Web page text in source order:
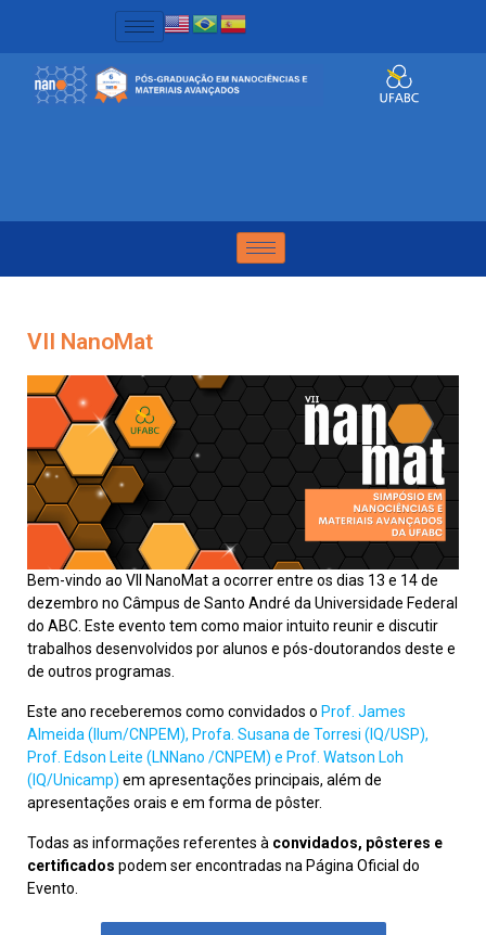
VII NanoMat
Bem-vindo ao VII NanoMat a ocorrer entre os dias 13 e 14 de
dezembro no Câmpus de Santo André da Universidade Federal
do ABC. Este evento tem como maior intuito reunir e discutir
trabalhos desenvolvidos por alunos e pós-doutorandos deste e
de outros programas.
Este ano receberemos como convidados o Prof. James
Almeida (Ilum/CNPEM), Profa. Susana de Torresi (IQ/USP),
Prof. Edson Leite (LNNano /CNPEM) e Prof. Watson Loh
(IQ/Unicamp) em apresentações principais, além de
apresentações orais e em forma de pôster.
Todas as informações referentes à convidados, pôsteres e
certificados podem ser encontradas na Página Oficial do
Evento.